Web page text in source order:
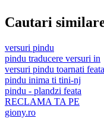
Cautari
versuri pindu
pindu traducere versuri in
versuri pindu toarnati feata
pindu inima ti tini-nj
pindu - plandzi feata
RECLAMA TA PE
giony.ro